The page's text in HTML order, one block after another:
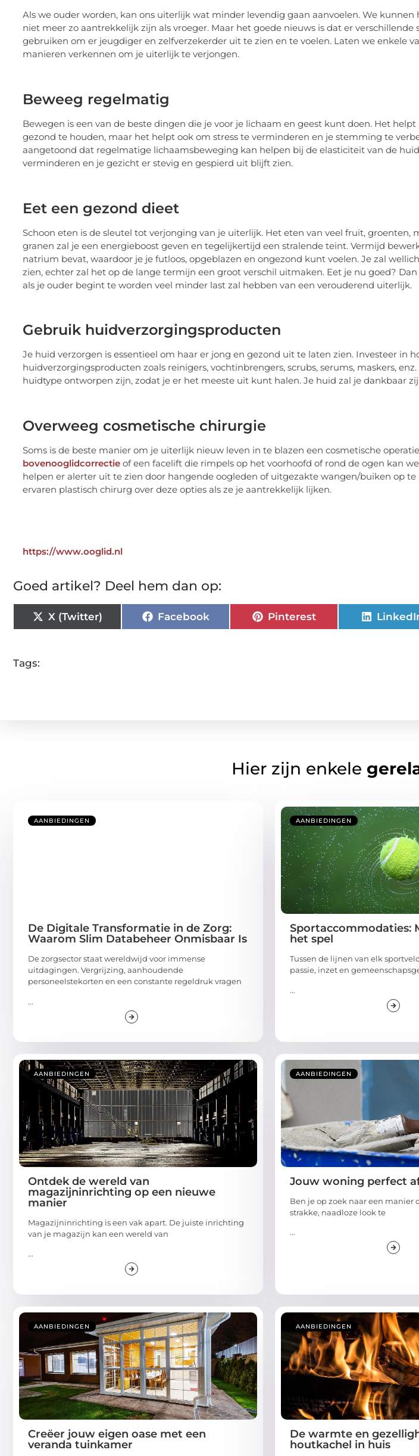
Als we ouder worden, kan ons uiterlijk wat minder levendig gaan aanvoelen. We
niet meer zo aantrekkelijk zijn als vroeger. Maar het goede nieuws is dat er
gebruiken om er jeugdiger en zelfverzekerder uit te zien en te voelen. Laten we enkele
manieren verkennen om je uiterlijk te verjongen.
Beweeg regelmatig
Bewegen is een van de beste dingen die je voor je lichaam en geest kunt doen. Het
gezond te houden, maar het helpt ook om stress te verminderen en je stemming te
aangetoond dat regelmatige lichaamsbeweging kan helpen bij de elasticiteit van de
verminderen en je gezicht er stevig en gespierd uit blijft zien.
Eet een gezond dieet
Schoon eten is de sleutel tot verjonging van je uiterlijk. Het eten van veel fruit, groenten,
granen zal je een energieboost geven en tegelijkertijd een stralende teint. Vermijd
natrium bevat, waardoor je je futloos, opgeblazen en ongezond kunt voelen. Je zal
zien, echter zal het op de lange termijn een groot verschil uitmaken. Eet je nu goed?
als je ouder begint te worden veel minder last zal hebben van een verouderend uiterlijk.
Gebruik huidverzorgingsproducten
Je huid verzorgen is essentieel om haar er jong en gezond uit te laten zien. Investeer in
huidverzorgingsproducten zoals reinigers, vochtinbrengers, scrubs, serums, maskers,
huidtype ontworpen zijn, zodat je er het meeste uit kunt halen. Je huid zal je dankbaar
Overweeg cosmetische chirurgie
Soms is de beste manier om je uiterlijk nieuw leven in te blazen een cosmetische
bovenooglidcorrectie of een facelift die rimpels op het voorhoofd of rond de ogen kan
helpen er alerter uit te zien door hangende oogleden of uitgezakte wangen/buiken op te
ervaren plastisch chirurg over deze opties als ze je aantrekkelijk lijken.
https://www.ooglid.nl
Goed artikel? Deel hem dan op:
X (Twitter) Facebook Pinterest
Tags:
Hier zijn enkele
AANBIEDINGEN
De Digitale Transformatie in de Zorg:
Waarom Slim Databeheer Onmisbaar Is
De zorgsector staat wereldwijd voor immense
uitdagingen. Vergrijzing, aanhoudende
personeelstekorten en een constante regeldruk vragen
...
AANBIEDINGEN
Sportaccommodaties:
het spel
Tussen de lijnen van elk
passie, inzet en
...
AANBIEDINGEN
Ontdek de wereld van
magazijninrichting op een nieuwe
manier
Magazijninrichting is een vak apart. De juiste inrichting
van je magazijn kan een wereld van
...
AANBIEDINGEN
Jouw woning perfect
Ben je op zoek naar een manier
strakke, naadloze look te
...
AANBIEDINGEN
Creëer jouw eigen oase met een
veranda tuinkamer
AANBIEDINGEN
De warmte en
houtkachel in huis